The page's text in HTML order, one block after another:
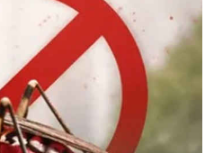
योजनाओं से मिली नई ताकत:
में पारित महिला आरक्षण कानून
के लागू करें', राहुल गांधी का रिजिजू
गांधी को महिला आरक्षण विधेयक
दिक्कत नहीं होनी चाहिए :
खनिज परियोजनाओं के